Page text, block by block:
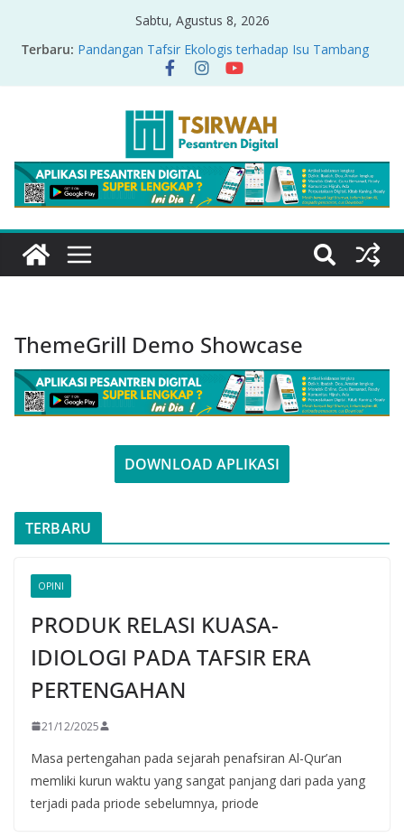
Sabtu, Agustus 8, 2026
Terbaru: Pandangan Tafsir Ekologis terhadap Isu Tambang
Nikel di Raja Ampat
PRODUK RELASI KUASA-IDIOLOGI PADA TAFSIR
Sirah Nabawiyah
Oversharing dan Privasi dalam Al-Qur’an: “Ketika
Ayat Bicara Soal Curhat di Sosmed”
Menyikapi Fatherless, Kisah Lukman Menjadi
Cerminan
ThemeGrill Demo Showcase
DOWNLOAD APLIKASI
TERBARU
OPINI
PRODUK RELASI KUASA-
IDIOLOGI PADA TAFSIR ERA
PERTENGAHAN
21/12/2025
Masa pertengahan pada sejarah penafsiran Al-Qur’an
memliki kurun waktu yang sangat panjang dari pada yang
terjadi pada priode sebelumnya, priode